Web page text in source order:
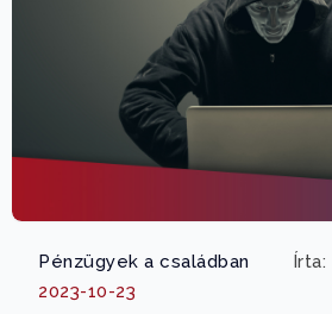
Pénzügyek a családban Írta:
2023-10-23